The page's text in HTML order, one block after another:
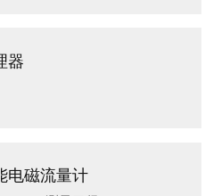
器
电磁流量计